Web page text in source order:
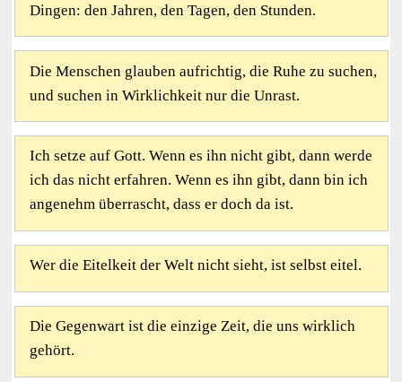
Dingen: den Jahren, den Tagen, den Stunden.
Die Menschen glauben aufrichtig, die Ruhe zu suchen,
und suchen in Wirklichkeit nur die Unrast.
Ich setze auf Gott. Wenn es ihn nicht gibt, dann werde
ich das nicht erfahren. Wenn es ihn gibt, dann bin ich
angenehm überrascht, dass er doch da ist.
Wer die Eitelkeit der Welt nicht sieht, ist selbst eitel.
Die Gegenwart ist die einzige Zeit, die uns wirklich
gehört.